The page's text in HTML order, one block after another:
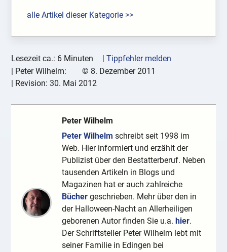
alle Artikel dieser Kategorie >>
Lesezeit ca.: 6 Minuten
| Tippfehler melden
| Peter Wilhelm: © 8. Dezember 2011
| Revision:30. Mai 2012
Peter Wilhelm
Peter Wilhelm schreibt seit 1998 im
Web. Hier informiert und erzählt der
Publizist über den Bestatterberuf. Neben
tausenden Artikeln in Blogs und
Magazinen hat er auch zahlreiche
Bücher geschrieben. Mehr über den in
der Halloween-Nacht an Allerheiligen
geborenen Autor finden Sie u.a.hier.
Der Schriftsteller Peter Wilhelm lebt mit
seiner Familie in Edingen bei